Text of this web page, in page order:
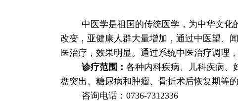
中医学是祖国的传统医学，为中华文
改变，亚健康人群大量增加，通过中医望、
医治疗，效果明显。通过系统中医治疗调理
诊疗范围： 各种内科疾病、儿科疾病、
盘突出、糖尿病和肿瘤、骨折术后恢复期等
咨询电话：0736-7312336